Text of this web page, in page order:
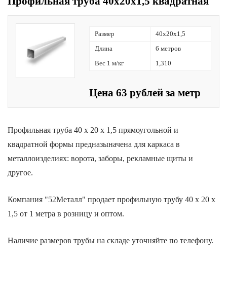
Размер 40х20х1,5
Длина 6 метров
Вес 1 м/кг 1,310
Цена 63 рублей за метр
Профильная труба 40 х 20 х 1,5 прямоугольной и
квадратной формы предназыначена для каркаса в
металлоизделиях: ворота, заборы, рекламные щиты и
другое.
Компания "52Металл" продает профильную трубу 40 х 20 х
1,5 от 1 метра в розницу и оптом.
Наличие размеров трубы на складе уточняйте по телефону.